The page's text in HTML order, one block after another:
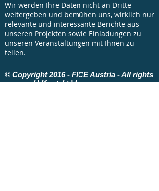
Wir werden Ihre Daten nicht an Dritte
weitergeben und bemühen uns, wirklich nur
relevante und interessante Berichte aus
unseren Projekten sowie Einladungen zu
unseren Veranstaltungen mit Ihnen zu
teilen.
© Copyright 2016 - FICE Austria - All rights
reserved |Kontakt|Impressum